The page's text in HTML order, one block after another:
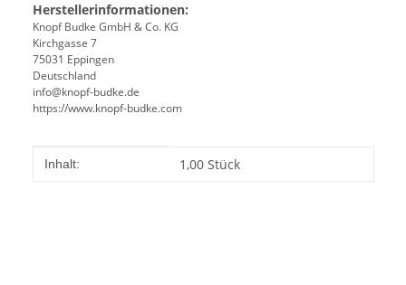
Herstellerinformationen:
Knopf Budke GmbH & Co. KG
Kirchgasse 7
75031 Eppingen
Deutschland
info@knopf-budke.de
https://www.knopf-budke.com
Produkteigenschaft
Wert
Inhalt: 1,00 Stück